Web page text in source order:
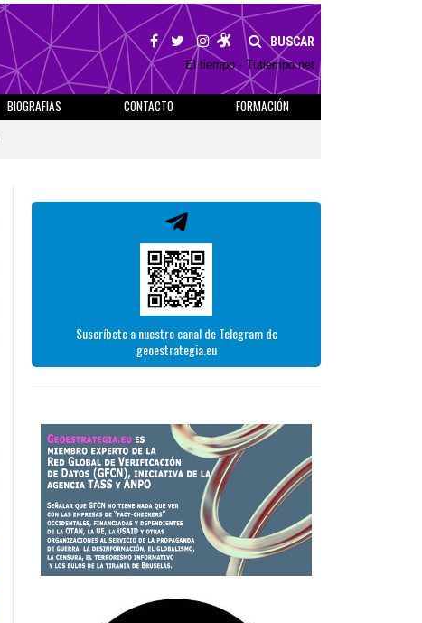
BUSCAR
El tiempo - Tutiempo.net
BIOGRAFIAS CONTACTO
FORMACIÓN
Suscríbete a nuestro canal de Telegram de
geoestrategia.eu